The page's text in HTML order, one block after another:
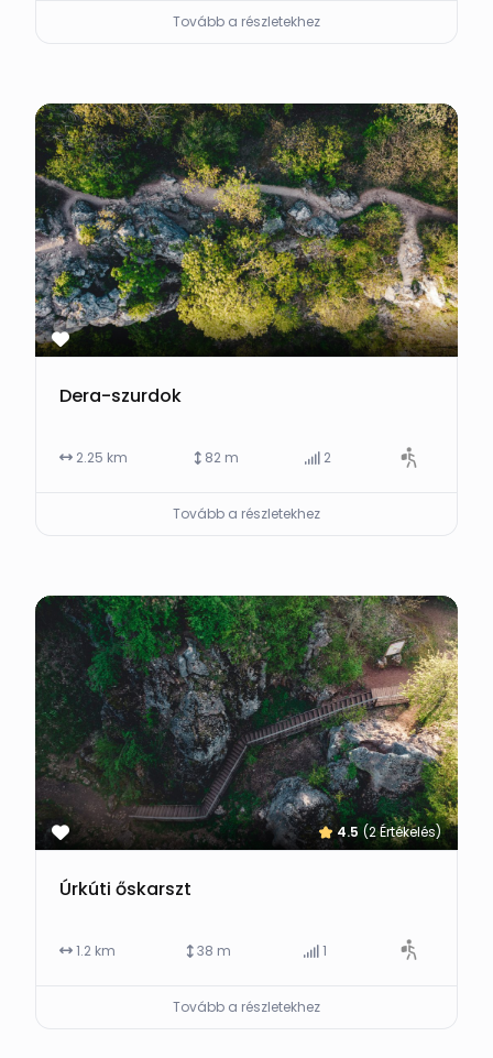
Tovább a részletekhez
Dera-szurdok
2.25 km 82 m 2
Tovább a részletekhez
4.5 (2 Értékelés)
Úrkúti őskarszt
1.2 km 38 m 1
Tovább a részletekhez